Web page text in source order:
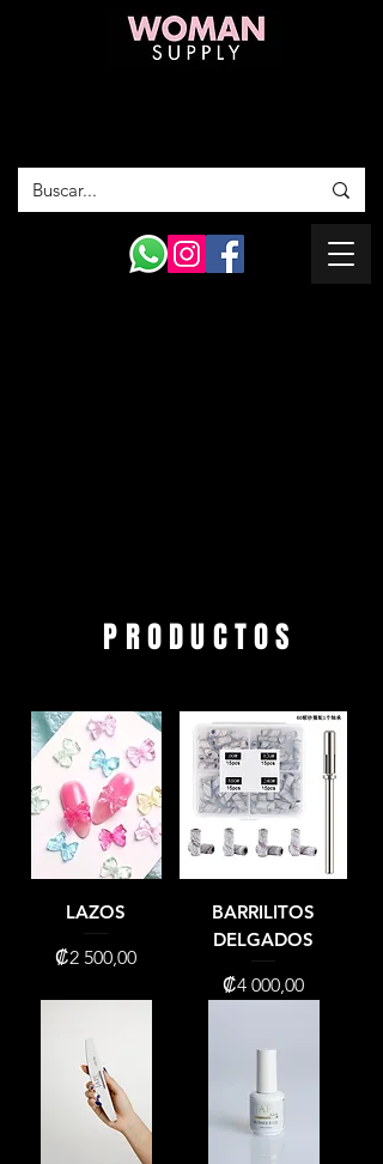
PRODUCTOS
LAZOS
Precio
₡2 500,00
BARRILITOS
DELGADOS
Precio
₡4 000,00